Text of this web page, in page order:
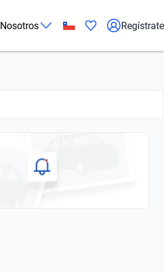
Nosotros Regístrate